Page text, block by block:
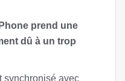
prend une
dû à un trop
synchronisé avec